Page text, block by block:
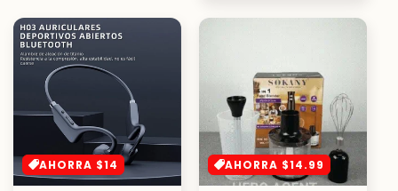
AHORRA $14 AHORRA $14.99